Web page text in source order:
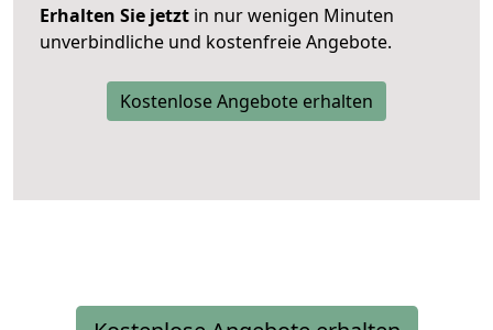
Erhalten Sie jetzt in nur wenigen Minuten
unverbindliche und kostenfreie Angebote.
Kostenlose Angebote erhalten